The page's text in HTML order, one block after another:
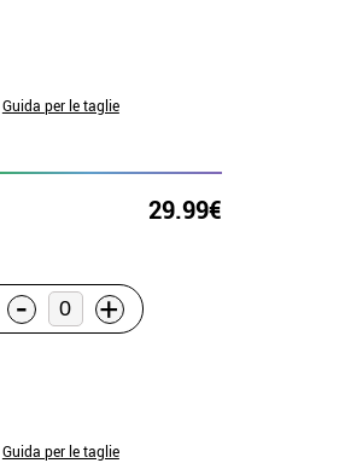
Guida per le taglie
29.99€
- +
Guida per le taglie